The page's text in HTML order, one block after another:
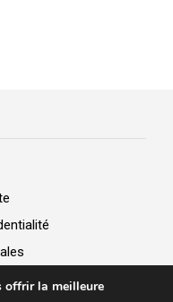
offrir la meilleure